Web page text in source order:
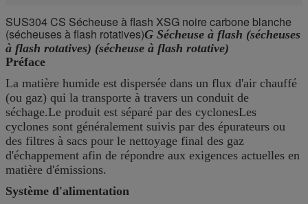
SUS304 CS Sécheuse à flash XSG noire carbone blanche
(sécheuses à flash rotatives)G Sécheuse à flash (sécheuses
à flash rotatives) (sécheuse à flash rotative)
Préface
La matière humide est dispersée dans un flux d'air chauffé
(ou gaz) qui la transporte à travers un conduit de
séchage.Le produit est séparé par des cyclonesLes
cyclones sont généralement suivis par des épurateurs ou
des filtres à sacs pour le nettoyage final des gaz
d'échappement afin de répondre aux exigences actuelles en
matière d'émissions.
Système d'alimentation